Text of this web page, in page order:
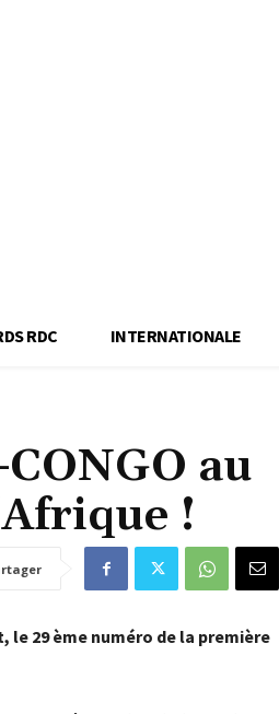
RDC INTERNATIONALE
au
!
le 29 ème numéro de la première